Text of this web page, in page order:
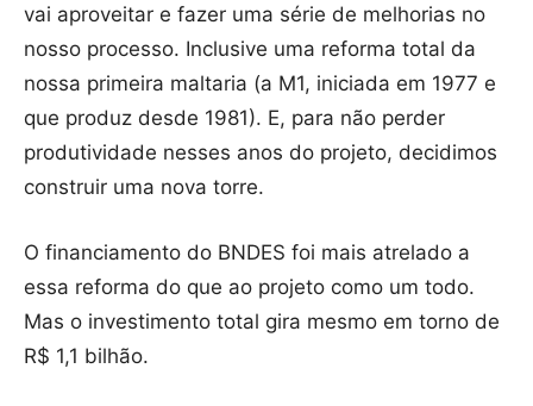
vai aproveitar e fazer uma série de melhorias no
nosso processo. Inclusive uma reforma total da
nossa primeira maltaria (a M1, iniciada em 1977 e
que produz desde 1981). E, para não perder
produtividade nesses anos do projeto, decidimos
construir uma nova torre.
O financiamento do BNDES foi mais atrelado a
essa reforma do que ao projeto como um todo.
Mas o investimento total gira mesmo em torno de
R$ 1,1 bilhão.